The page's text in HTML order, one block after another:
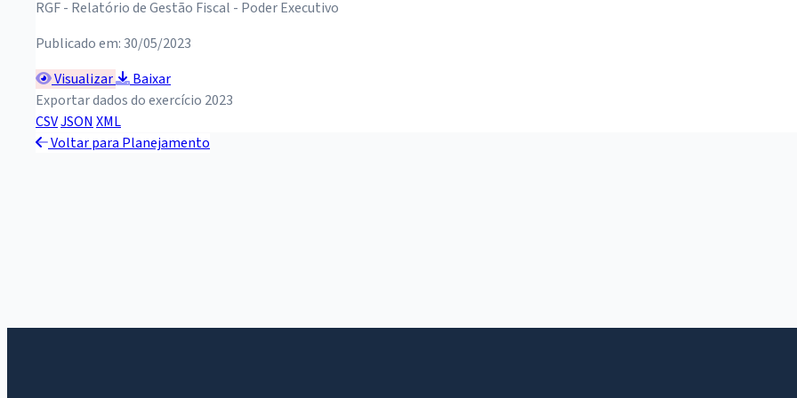
RGF - Relatório de Gestão Fiscal - Poder Executivo
Publicado em: 30/05/2023
Visualizar
Baixar
Exportar dados do exercício 2023
CSVJSON XML
Voltar para Planejamento